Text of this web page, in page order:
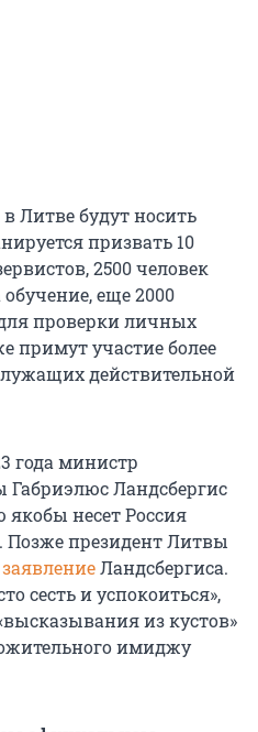
Литве будут носить
призвать 10
2500 человек
еще 2000
проверки личных
примут участие более
действительной
года министр
Ландсбергис
якобы несет Россия
президент Литвы
Ландсбергиса.
сесть и успокоиться»,
из кустов»
имиджу